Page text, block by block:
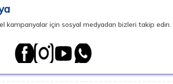
kampanyalar için sosyal medyadan bizleri takip edin.